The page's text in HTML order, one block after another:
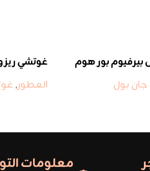
بيرفيوم بور هوم
جان بول
غوتشي
العطور,
معلومات